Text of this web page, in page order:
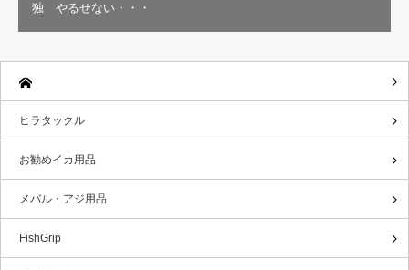
独 やるせない・・・
ヒラタックル
お勧めイカ用品
メバル・アジ用品
FishGrip